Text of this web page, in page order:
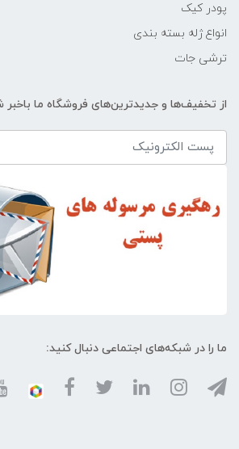
پودر کیک
انواع ژله بسته بندی
ترشی جات
از تخفیف‌ها و جدیدترین‌های فروشگاه ما باخبر
ما را در شبکه‌های اجتماعی دنبال کنید: